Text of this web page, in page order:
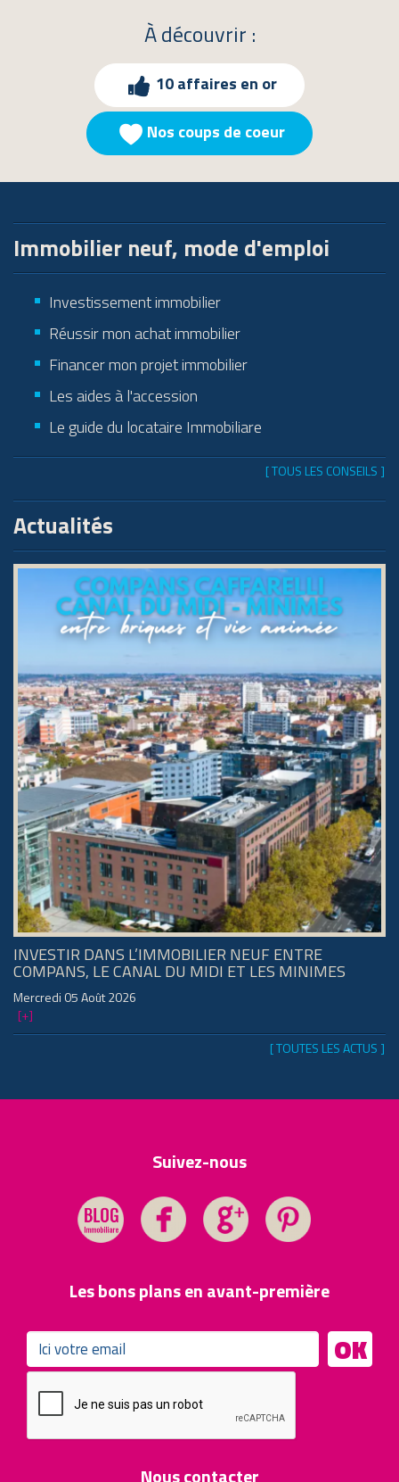
À découvrir :
10 affaires en or
Nos coups de coeur
Immobilier neuf, mode d'emploi
Investissement immobilier
Réussir mon achat immobilier
Financer mon projet immobilier
Les aides à l'accession
Le guide du locataire Immobiliare
[ TOUS LES CONSEILS ]
Actualités
INVESTIR DANS L’IMMOBILIER NEUF ENTRE
COMPANS, LE CANAL DU MIDI ET LES MINIMES
Mercredi 05 Août 2026
[+]
[ TOUTES LES ACTUS ]
Suivez-nous
Les bons plans en avant-première
OK
Nous contacter